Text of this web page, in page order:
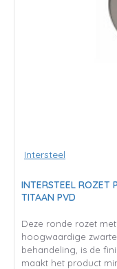
Intersteel
INTERSTEEL ROZET
TITAAN PVD
Deze ronde rozet
hoogwaardige
behandeling, is de
maakt het product